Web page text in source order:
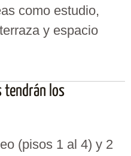
como estudio,
y espacio
tendrán los
(pisos 1 al 4) y 2